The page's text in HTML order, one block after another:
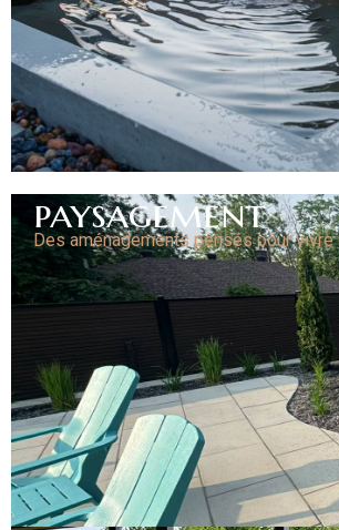
paysagement
Des aménagements pensés pour vivre